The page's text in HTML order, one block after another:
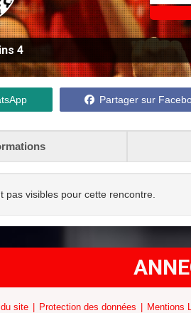
4
Partager sur
pas visibles pour cette rencontre.
site Protection des données Mentions